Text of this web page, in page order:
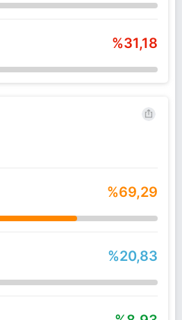
%31,18
%69,29
%20,83